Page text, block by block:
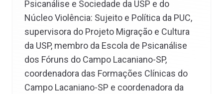
Psicanálise e Sociedade da USP e do
Núcleo Violência: Sujeito e Política da PUC,
supervisora do Projeto Migração e Cultura
da USP, membro da Escola de Psicanálise
dos Fóruns do Campo Lacaniano-SP,
coordenadora das Formações Clínicas do
Campo Lacaniano-SP e coordenadora da